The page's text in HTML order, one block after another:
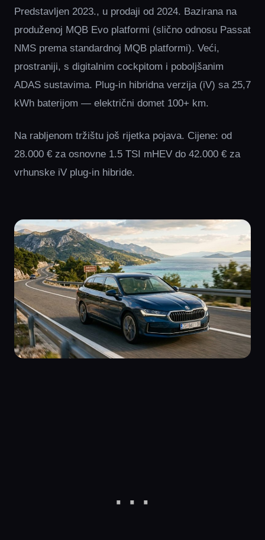
Predstavljen 2023., u prodaji od 2024. Bazirana na
produženoj MQB Evo platformi (slično odnosu Passat
NMS prema standardnoj MQB platformi). Veći,
prostraniji, s digitalnim cockpitom i poboljšanim
ADAS sustavima. Plug-in hibridna verzija (iV) sa 25,7
kWh baterijom — električni domet 100+ km.
Na rabljenom tržištu još rijetka pojava. Cijene: od
28.000 € za osnovne 1.5 TSI mHEV do 42.000 € za
vrhunske iV plug-in hibride.